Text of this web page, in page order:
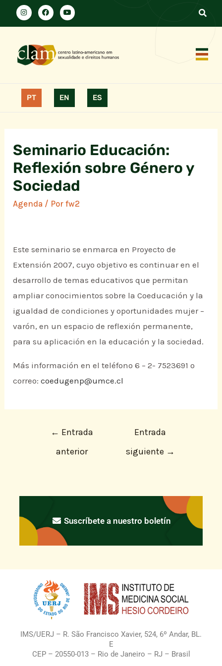
PT EN ES
Seminario Educación:
Reflexión sobre Género y
Sociedad
Agenda / Porfw2
Este seminario se enmarca en Proyecto de
Extensión 2007, cuyo objetivo es continuar en el
desarrollo de temas educativos que permitan
ampliar conocimientos sobre la Coeducación y la
igualdad de condiciones y oportunidades mujer –
varón, en un espacio de reflexión permanente,
para su aplicación en la educación y la sociedad.
Más información en el teléfono 6 – 2- 7523691 o
correo:coedugenp@umce.cl
← Entrada
anterior
Entrada
siguiente →
Suscríbete a nuestro boletín
IMS/UERJ – R. São Francisco Xavier, 524, 6º Andar, BL.
E
CEP – 20550-013 – Rio de Janeiro – RJ – Brasil